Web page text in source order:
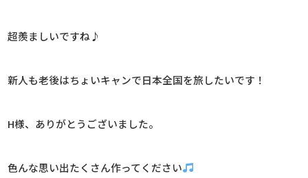
超羨ましいですね♪
新人も老後はちょいキャンで日本全国を旅したいです！
H様、ありがとうございました。
色んな思い出たくさん作ってください